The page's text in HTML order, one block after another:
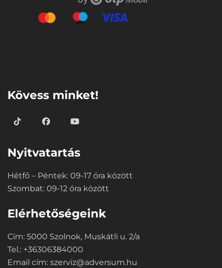
Kövess minket!
Nyitvatartás
Hétfő – Péntek: 09-17 óra között
Szombat: 09-12 óra között
Elérhetőségeink
Cím: 5000 Szolnok, Muskátli u. 2/a
Tel.: +36306384000
Email cím: szerviz@adversum.hu